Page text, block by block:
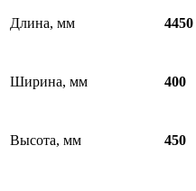
Длина, мм 4450
Ширина, мм 400
Высота, мм 450